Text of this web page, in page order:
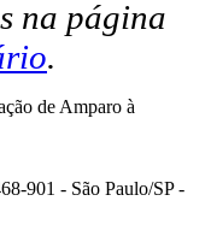
na página
.
de Amparo à
901 - São Paulo/SP -